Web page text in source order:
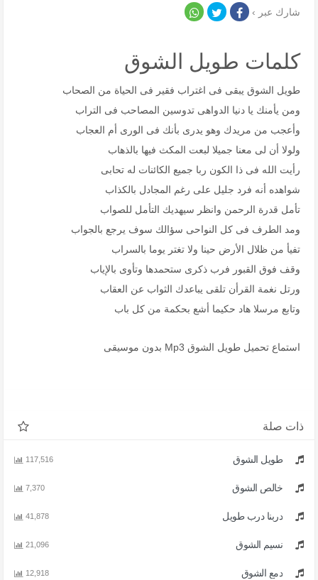
شارك عبر ›
كلمات طويل الشوق
طويل الشوق يبقى فى اغتراب فقير فى الحياة من الصحاب
ومن يأمنك يا دنيا الدواهى تدوسين المصاحب فى التراب
وأعجب من مريدك وهو يدرى بأنك فى الورى أم العجاب
ولولا أن لى معنا جميلا لبعت المكث فيها بالذهاب
رأيت الله فى ذا الكون ربا جميع الكائنات له تحابى
شواهده أنه فرد جليل على رغم المجادل بالكذاب
تأمل قدرة الرحمن وانظر سيهديك التأمل للصواب
ومد الطرف فى كل النواحى سؤالك سوف يرجع بالجواب
تفيأ من ظلال الأرض حينا ولا تغتر يوما بالسراب
وقف فوق القبور فرب ذكرى ستحمدها وتأوى بالإياب
ورتل نغمة القرأن تلقى يباعدك الثواب عن العقاب
وتابع مرسلا هاد حكيما أشع بحكمة من كل باب
استماع تحميل طويل الشوق Mp3 بدون موسيقى
ذات صلة
طويل الشوق 117,516
خالص الشوق 7,370
دربنا درب طويل 41,878
نسيم الشوق 21,096
دمع الشوق 12,918